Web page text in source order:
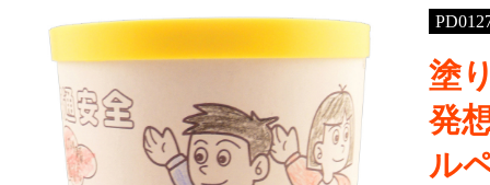
塗
発
ル